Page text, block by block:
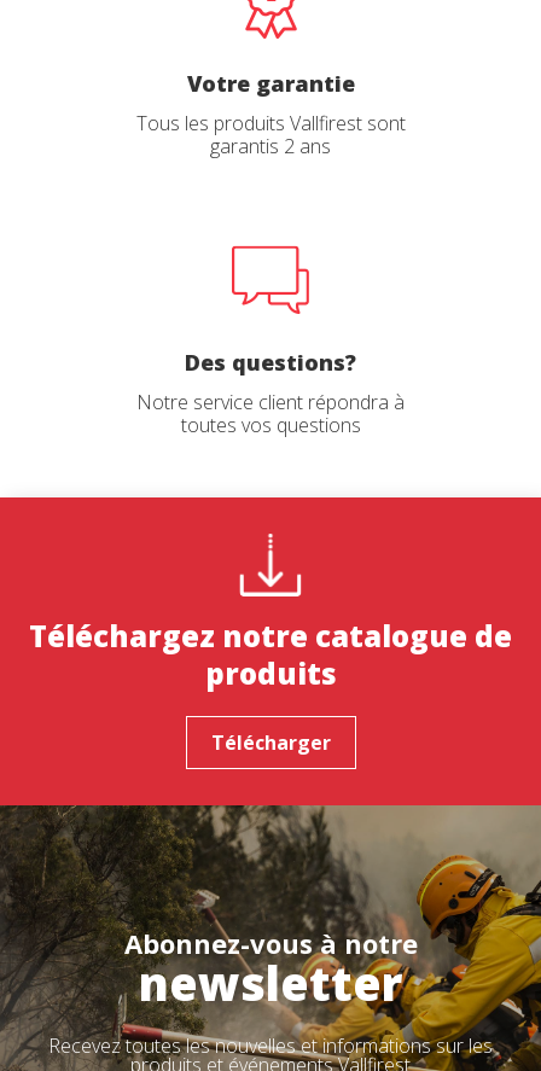
Votre garantie
Tous les produits Vallfirest sont
garantis 2 ans
Des questions?
Notre service client répondra à
toutes vos questions
Téléchargez notre catalogue de
produits
Télécharger
Abonnez-vous à notre
newsletter
Recevez toutes les nouvelles et informations sur les
produits et événements Vallfirest